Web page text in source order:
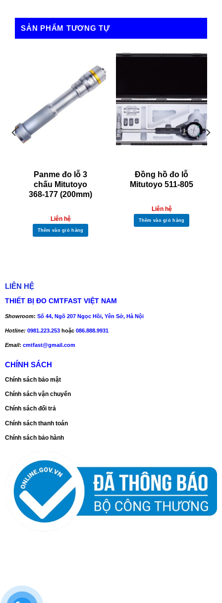
SẢN PHẨM TƯƠNG TỰ
Panme đo lỗ 3
chấu Mitutoyo
368-177 (200mm)
Liên hệ
Thêm vào giỏ hàng
Đồng hồ đo lỗ
Mitutoyo 511-805
Liên hệ
Thêm vào giỏ hàng
LIÊN HỆ
THIẾT BỊ ĐO CMTFAST VIỆT NAM
Showroom: Số 44, Ngõ 207 Ngọc Hồi, Yên Sở, Hà Nội
Hotline: 0981.223.253 hoặc086.888.9931
Email: cmtfast@gmail.com
CHÍNH SÁCH
Chính sách bảo mật
Chính sách vận chuyển
Chính sách đổi trả
Chính sách thanh toán
Chính sách bảo hành